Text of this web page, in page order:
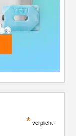
* verplicht